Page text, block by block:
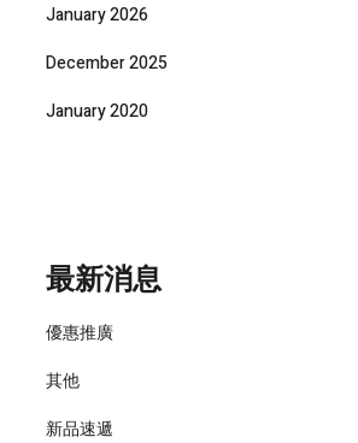
January 2026
December 2025
January 2020
最新消息
優惠推廣
其他
新品速遞